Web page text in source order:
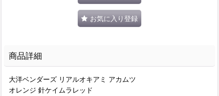
お気に入り登録
商品詳細
大洋ベンダーズ リアルオキアミ アカムツ
オレンジ 針ケイムラレッド